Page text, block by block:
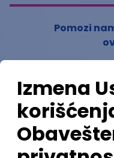
Pomozi
Nastavni kadar